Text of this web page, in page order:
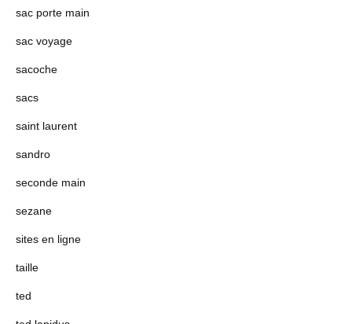
sac porte main
sac voyage
sacoche
sacs
saint laurent
sandro
seconde main
sezane
sites en ligne
taille
ted